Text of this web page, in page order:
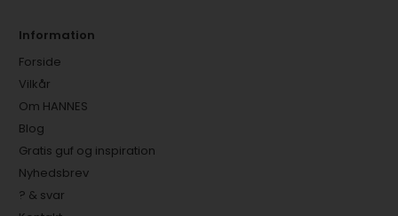
Information
Forside
Vilkår
Om HANNES
Blog
Gratis guf og inspiration
Nyhedsbrev
? & svar